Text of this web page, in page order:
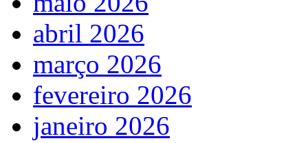
abril 2026
março 2026
fevereiro 2026
janeiro 2026